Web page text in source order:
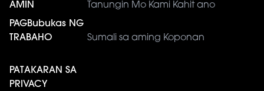
AMIN
Tanungin Mo Kami Kahit ano
PAGBubukas NG
TRABAHO
Sumali sa aming Koponan
PATAKARAN SA
PRIVACY